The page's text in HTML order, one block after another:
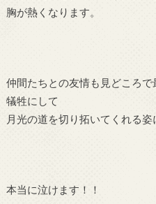
胸が熱くなります。
仲間たちとの友情も見どころ
犠牲にして
月光の道を切り拓いてくれる姿
本当に泣けます！！